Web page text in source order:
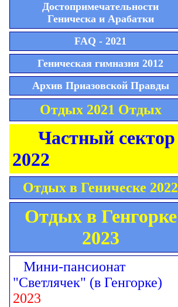
Достопримечательности
Геническа и Арабатки
FAQ - 2021
Геническая гимназия 2012
Архив Приазовской Правды
Отдых 2021 Отдых
Частный сектор
2022
Отдых в Геническе 2022
Отдых в Генгорке
2023
Мини-пансионат
"Светлячек" (в Генгорке)
2023